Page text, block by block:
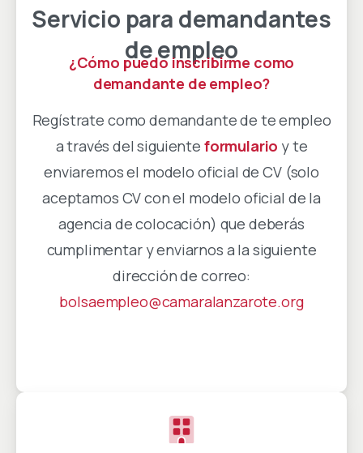
Servicio para demandantes
de empleo
¿Cómo puedo inscribirme como
demandante de empleo?
Regístrate como demandante de te empleo
a través del siguiente formulario y te
enviaremos el modelo oficial de CV (solo
aceptamos CV con el modelo oficial de la
agencia de colocación) que deberás
cumplimentar y enviarnos a la siguiente
dirección de correo:
bolsaempleo@camaralanzarote.org